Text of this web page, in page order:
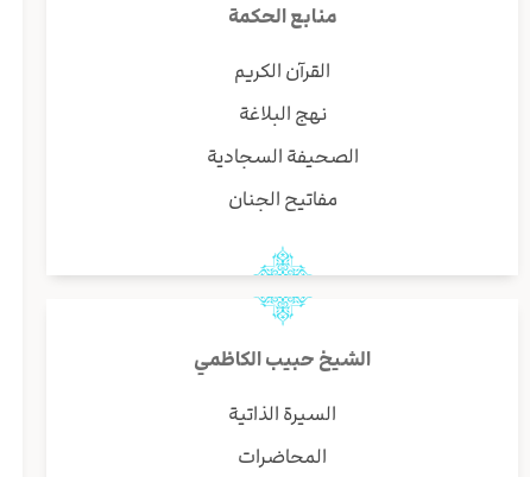
منابع الحكمة
القرآن الكريم
نهج البلاغة
الصحيفة السجادية
مفاتيح الجنان
الشيخ حبيب الكاظمي
السيرة الذاتية
المحاضرات